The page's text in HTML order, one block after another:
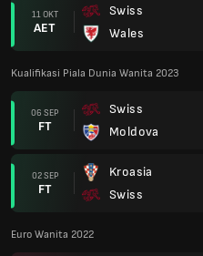
11 OKT
AET
Swiss
Wales
Kualifikasi Piala Dunia Wanita 2023
06 SEP
FT
Swiss
Moldova
02 SEP
FT
Kroasia
Swiss
Euro Wanita 2022